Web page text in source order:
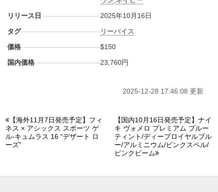
リリース日
2025年10月16日
タグ
リーバイス
価格
$150
国内価格
23,760円
2025-12-28 17:46:08 更新
【海外11月7日発売予定】フィ
ネス × アシックス スポーツ ゲ
ル-キュムラス 16 “デザート ロ
ーズ”
【国内10月16日発売予定】ナイ
キ ヴォメロ プレミアム ブルー
ティント/ディープロイヤルブル
ー/アルミニウム/ピンクスペル/
ピンクビーム